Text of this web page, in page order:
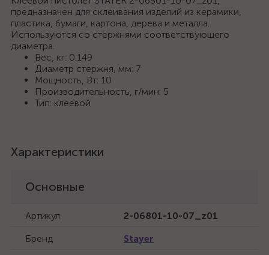
предназначен для склеивания изделий из керамики,
пластика, бумаги, картона, дерева и металла.
Используются со стержнями соответствующего
диаметра.
Вес, кг: 0.149
Диаметр стержня, мм: 7
Мощность, Вт: 10
Производительность, г/мин: 5
Тип: клеевой
Характеристики
Основные
Артикул
2-06801-10-07_z01
Бренд
Stayer